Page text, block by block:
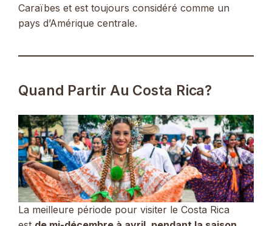
Caraïbes et est toujours considéré comme un
pays d’Amérique centrale.
Quand Partir Au Costa Rica?
La meilleure période pour visiter le Costa Rica